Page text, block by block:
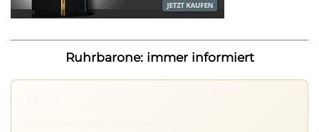
Ruhrbarone: immer informiert